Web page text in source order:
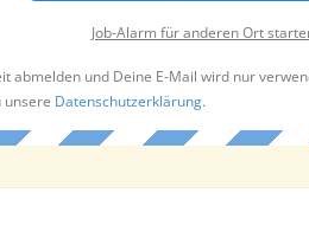
Job-Alarm für anderen Ort
abmelden und Deine E-Mail wird nur
unsere Datenschutzerklärung.